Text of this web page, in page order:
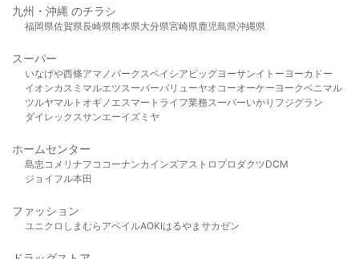
九州・沖縄 のチラシ
福岡県佐賀県長崎県熊本県大分県宮崎県鹿児島県沖縄県
スーパー
いなげや西條アマノパークスベイシア ビッグヨーサンイトーヨーカドー
イオンカスミ マルエツスーパーバリューヤオコーオーケー ヨークベニマル
ツルヤマルト オギノ エスマート ライフ業務スーパーいかり フジグラン
ダイレックスサンエーイズミヤ
ホームセンター
島忠 コメリ ナフコ コーナンカインズアストロプロダクツDCM
ジョイフル本田
ファッション
ユニクロ しまむら アベイルAOKIはるやま サカゼン